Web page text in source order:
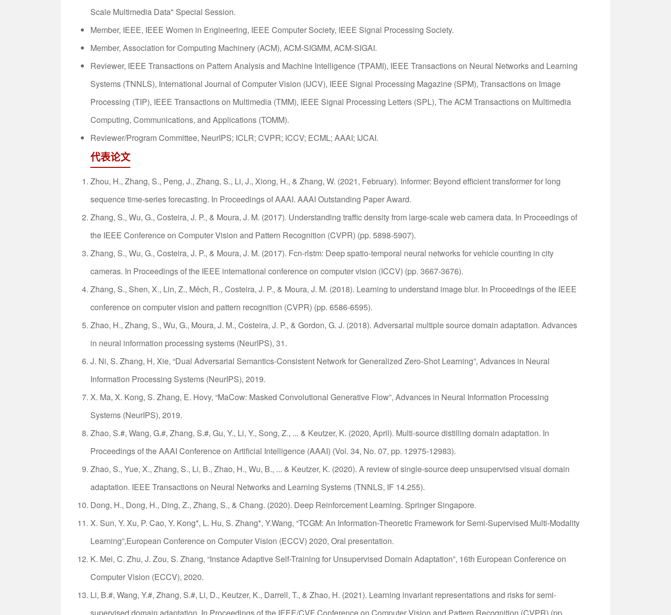
Scale Multimedia Data" Special Session.
Member, IEEE, IEEE Women in Engineering, IEEE Computer Society, IEEE Signal Processing Society.
Member, Association for Computing Machinery (ACM), ACM-SIGMM, ACM-SIGAI.
Reviewer, IEEE Transactions on Pattern Analysis and Machine Intelligence (TPAMI), IEEE Transactions on Neural Networks and Learning
Systems (TNNLS), International Journal of Computer Vision (IJCV), IEEE Signal Processing Magazine (SPM), Transactions on Image
Processing (TIP), IEEE Transactions on Multimedia (TMM), IEEE Signal Processing Letters (SPL), The ACM Transactions on Multimedia
Computing, Communications, and Applications (TOMM).
Reviewer/Program Committee, NeurIPS; ICLR; CVPR; ICCV; ECML; AAAI; IJCAI.
代表论文
Zhou, H., Zhang, S., Peng, J., Zhang, S., Li, J., Xiong, H., & Zhang, W. (2021, February). Informer: Beyond efficient transformer for long
sequence time-series forecasting. In Proceedings of AAAI. AAAI Outstanding Paper Award.
Zhang, S., Wu, G., Costeira, J. P., & Moura, J. M. (2017). Understanding traffic density from large-scale web camera data. In Proceedings of
the IEEE Conference on Computer Vision and Pattern Recognition (CVPR) (pp. 5898-5907).
Zhang, S., Wu, G., Costeira, J. P., & Moura, J. M. (2017). Fcn-rlstm: Deep spatio-temporal neural networks for vehicle counting in city
cameras. In Proceedings of the IEEE international conference on computer vision (ICCV) (pp. 3667-3676).
Zhang, S., Shen, X., Lin, Z., Měch, R., Costeira, J. P., & Moura, J. M. (2018). Learning to understand image blur. In Proceedings of the IEEE
conference on computer vision and pattern recognition (CVPR) (pp. 6586-6595).
Zhao, H., Zhang, S., Wu, G., Moura, J. M., Costeira, J. P., & Gordon, G. J. (2018). Adversarial multiple source domain adaptation. Advances
in neural information processing systems (NeurIPS), 31.
J. Ni, S. Zhang, H, Xie, “Dual Adversarial Semantics-Consistent Network for Generalized Zero-Shot Learning”, Advances in Neural
Information Processing Systems (NeurIPS), 2019.
X. Ma, X. Kong, S. Zhang, E. Hovy, “MaCow: Masked Convolutional Generative Flow”, Advances in Neural Information Processing
Systems (NeurIPS), 2019.
Zhao, S.#, Wang, G.#, Zhang, S.#, Gu, Y., Li, Y., Song, Z., ... & Keutzer, K. (2020, April). Multi-source distilling domain adaptation. In
Proceedings of the AAAI Conference on Artificial Intelligence (AAAI) (Vol. 34, No. 07, pp. 12975-12983).
Zhao, S., Yue, X., Zhang, S., Li, B., Zhao, H., Wu, B., ... & Keutzer, K. (2020). A review of single-source deep unsupervised visual domain
adaptation. IEEE Transactions on Neural Networks and Learning Systems (TNNLS, IF 14.255).
Dong, H., Dong, H., Ding, Z., Zhang, S., & Chang. (2020). Deep Reinforcement Learning. Springer Singapore.
X. Sun, Y. Xu, P. Cao, Y. Kong*, L. Hu, S. Zhang*, Y.Wang, “TCGM: An Information-Theoretic Framework for Semi-Supervised Multi-Modality
Learning”,European Conference on Computer Vision (ECCV) 2020, Oral presentation.
K. Mei, C. Zhu, J. Zou, S. Zhang, “Instance Adaptive Self-Training for Unsupervised Domain Adaptation”, 16th European Conference on
Computer Vision (ECCV), 2020.
Li, B.#, Wang, Y.#, Zhang, S.#, Li, D., Keutzer, K., Darrell, T., & Zhao, H. (2021). Learning invariant representations and risks for semi-